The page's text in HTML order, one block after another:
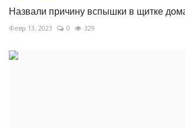
Назвали причину вспышки в щитке
Февр 13, 2023 0 329